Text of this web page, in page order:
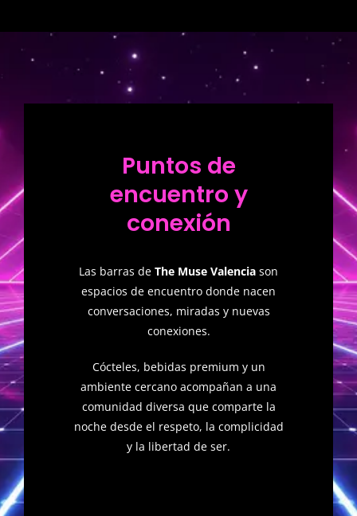
Puntos de
encuentro y
conexión
Las barras de The Muse Valencia son
espacios de encuentro donde nacen
conversaciones, miradas y nuevas
conexiones.
Cócteles, bebidas premium y un
ambiente cercano acompañan a una
comunidad diversa que comparte la
noche desde el respeto, la complicidad
y la libertad de ser.